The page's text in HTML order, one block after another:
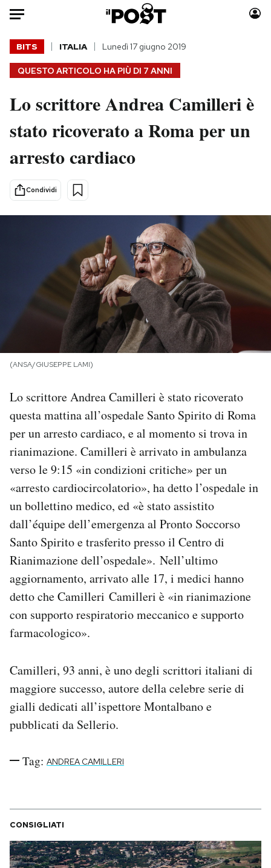
Auto
HOME
Italia
Politica
Tecnologia
Scienza
Moda
Consumismi
Altrecose
Mondiali calcio 2026
PODCAST
NEWSLETTER
SHOP
CALENDARIO
AREA PERSONALE
Area Personale
Notifiche mobile
Regala il Post
Hai bisogno di aiuto?
Esci
QUESTO ARTICOLO HA PIÙ DI 7 ANNI
BITS ITALIA Lunedì 17 giugno 2019
Lo scrittore Andrea Camilleri è
stato ricoverato a Roma per un
arresto cardiaco
Condividi
(ANSA/GIUSEPPE LAMI)
Lo scrittore Andrea Camilleri è stato ricoverato
questa mattina all’ospedale Santo Spirito di Roma
per un arresto cardiaco, e al momento si trova in
rianimazione. Camilleri è arrivato in ambulanza
verso le 9:15 «in condizioni critiche» per un
«arresto cardiocircolatorio», ha detto l’ospedale in
un bollettino medico, ed «è stato assistito
dall’équipe dell’emergenza al Pronto Soccorso
Santo Spirito e trasferito presso il Centro di
Rianimazione dell’ospedale». Nell’ultimo
aggiornamento, arrivato alle 17, i medici hanno
detto che Camilleri Camilleri è «in rianimazione
con supporto respiratorio meccanico e supporto
farmacologico».
Camilleri, 93 anni, è uno degli scrittori italiani di
maggiore successo, autore della celebre serie di
gialli dedicati all’ispettore Montalbano e
pubblicati da Sellerio.
Tag: ANDREA CAMILLERI
CONSIGLIATI